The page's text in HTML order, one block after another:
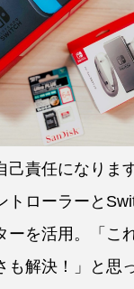
己責任になりま
トローラーと
ーを活用。「こ
も解決！」と思